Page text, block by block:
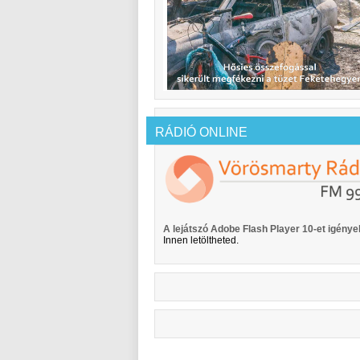
RÁDIÓ ONLINE
A lejátszó Adobe Flash Player 10-et
Innen letöltheted.